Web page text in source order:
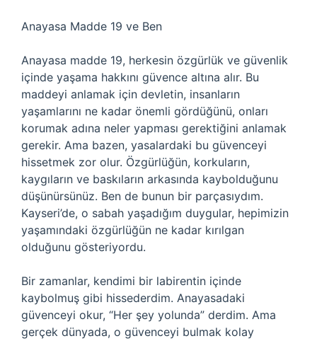
Anayasa Madde 19 ve Ben
Anayasa madde 19, herkesin özgürlük ve güvenlik
içinde yaşama hakkını güvence altına alır. Bu
maddeyi anlamak için devletin, insanların
yaşamlarını ne kadar önemli gördüğünü, onları
korumak adına neler yapması gerektiğini anlamak
gerekir. Ama bazen, yasalardaki bu güvenceyi
hissetmek zor olur. Özgürlüğün, korkuların,
kaygıların ve baskıların arkasında kaybolduğunu
düşünürsünüz. Ben de bunun bir parçasıydım.
Kayseri’de, o sabah yaşadığım duygular, hepimizin
yaşamındaki özgürlüğün ne kadar kırılgan
olduğunu gösteriyordu.
Bir zamanlar, kendimi bir labirentin içinde
kaybolmuş gibi hissederdim. Anayasadaki
güvenceyi okur, “Her şey yolunda” derdim. Ama
gerçek dünyada, o güvenceyi bulmak kolay